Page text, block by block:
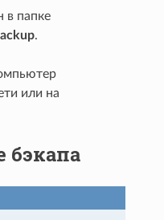
в папке
.
или на
бэкапа